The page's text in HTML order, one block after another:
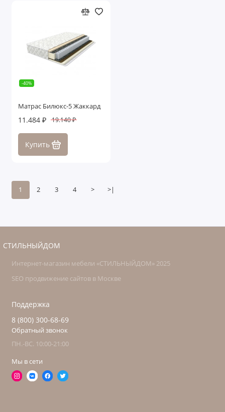
-40%
Матрас Билюкс-5 Жаккард
11.484 ₽ 19.140 ₽
Купить
1 2 3 4 > >|
СТИЛЬНЫЙДОМ
Интернет-магазин мебели «СТИЛЬНЫЙДОМ» 2025
SEO продвижение сайтов в Москве
Поддержка
8 (800) 300-68-69
Обратный звонок
ПН.-ВС. 10:00-21:00
Мы в сети